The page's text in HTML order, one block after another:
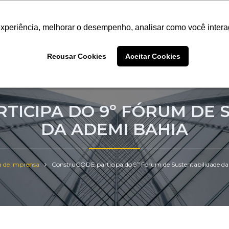
melhorar o desempenho, analisar como você
Recusar Cookies Aceitar Cookies
melhorar o desempenho, analisar como você
Recusar Cookies Aceitar Cookies
melhorar o desempenho, analisar como você
Recusar Cookies Aceitar Cookies
DO 9º FÓRUM DE
DA ADEMI BAHIA
de Imprensa ConstruCODE participa do 9º Fórum de Sustentabilidade